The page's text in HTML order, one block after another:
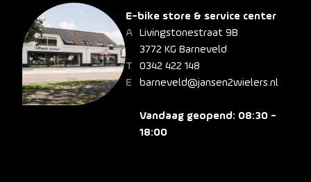
E-bike store & service center
Livingstonestraat 9B
3772 KG Barneveld
0342 422 148
barneveld@jansen2wielers.nl
Vandaag geopend: 08:30 -
18:00